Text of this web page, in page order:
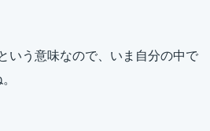
いう意味なので、いま自分の中で